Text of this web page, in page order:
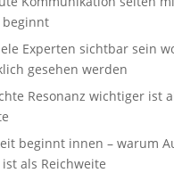
beginnt
Experten sichtbar sein
gesehen werden
Resonanz wichtiger ist
beginnt innen – warum
als Reichweite